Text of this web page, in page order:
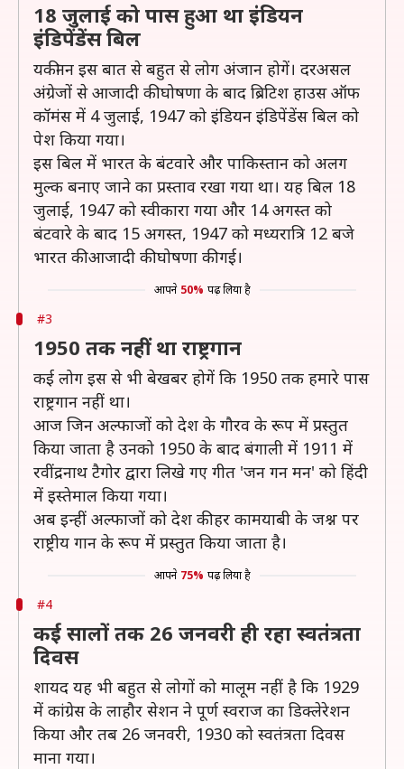
18 जुलाई को पास हुआ था इंडियन
इंडिपेंडेंस बिल
यकीनन इस बात से बहुत से लोग अंजान होगें। दरअसल
अंग्रेजों से आजादी की घोषणा के बाद ब्रिटिश हाउस ऑफ
कॉमंस में 4 जुलाई, 1947 को इंडियन इंडिपेंडेंस बिल को
पेश किया गया।
इस बिल में भारत के बंटवारे और पाकिस्तान को अलग
मुल्क बनाए जाने का प्रस्ताव रखा गया था। यह बिल 18
जुलाई, 1947 को स्वीकारा गया और 14 अगस्त को
बंटवारे के बाद 15 अगस्त, 1947 को मध्यरात्रि 12 बजे
भारत की आजादी की घोषणा की गई।
आपने 50% पढ़ लिया है
#3
1950 तक नहीं था राष्ट्रगान
कई लोग इस से भी बेखबर होगें कि 1950 तक हमारे पास
राष्ट्रगान नहीं था।
आज जिन अल्फाजों को देश के गौरव के रूप में प्रस्तुत
किया जाता है उनको 1950 के बाद बंगाली में 1911 में
रवींद्रनाथ टैगोर द्वारा लिखे गए गीत 'जन गन मन' को हिंदी
में इस्तेमाल किया गया।
अब इन्हीं अल्फाजों को देश की हर कामयाबी के जश्न पर
राष्ट्रीय गान के रूप में प्रस्तुत किया जाता है।
आपने 75% पढ़ लिया है
#4
कई सालों तक 26 जनवरी ही रहा स्वतंत्रता
दिवस
शायद यह भी बहुत से लोगों को मालूम नहीं है कि 1929
में कांग्रेस के लाहौर सेशन ने पूर्ण स्वराज का डिक्लेरेशन
किया और तब 26 जनवरी, 1930 को स्वतंत्रता दिवस
माना गया।